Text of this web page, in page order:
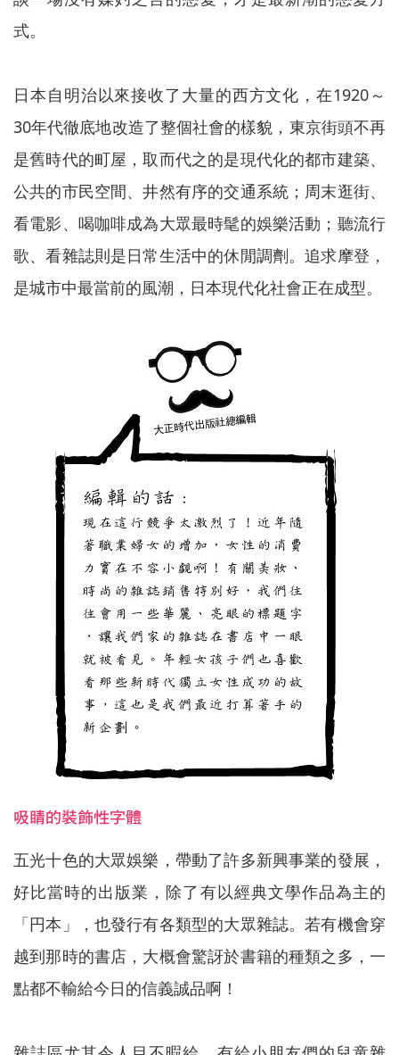
式。
日本自明治以來接收了大量的西方文化，在1920～
30年代徹底地改造了整個社會的樣貌，東京街頭不再
是舊時代的町屋，取而代之的是現代化的都市建築、
公共的市民空間、井然有序的交通系統；周末逛街、
看電影、喝咖啡成為大眾最時髦的娛樂活動；聽流行
歌、看雜誌則是日常生活中的休閒調劑。追求摩登，
是城市中最當前的風潮，日本現代化社會正在成型。
吸睛的裝飾性字體
五光十色的大眾娛樂，帶動了許多新興事業的發展，
好比當時的出版業，除了有以經典文學作品為主的
「円本」，也發行有各類型的大眾雜誌。若有機會穿
越到那時的書店，大概會驚訝於書籍的種類之多，一
點都不輸給今日的信義誠品啊！